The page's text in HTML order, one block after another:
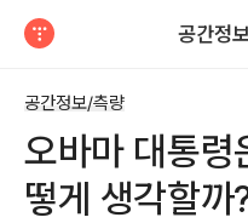
공간정
공간정보/측량
오바마 대통령
떻게 생각할까